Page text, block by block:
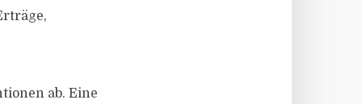
ab. Eine